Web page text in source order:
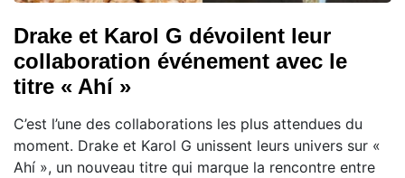
Drake et Karol G dévoilent leur
collaboration événement avec le
titre « Ahí »
C’est l’une des collaborations les plus attendues du
moment. Drake et Karol G unissent leurs univers sur «
Ahí », un nouveau titre qui marque la rencontre entre